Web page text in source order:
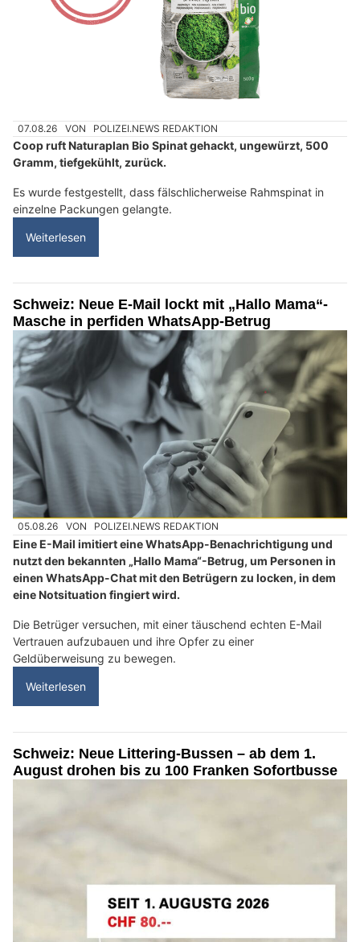
07.08.26 VON POLIZEI.NEWS REDAKTION
Coop ruft Naturaplan Bio Spinat gehackt, ungewürzt, 500
Gramm, tiefgekühlt, zurück.
Es wurde festgestellt, dass fälschlicherweise Rahmspinat in
einzelne Packungen gelangte.
Weiterlesen
Schweiz: Neue E-Mail lockt mit „Hallo Mama“-
Masche in perfiden WhatsApp-Betrug
05.08.26 VON POLIZEI.NEWS REDAKTION
Eine E-Mail imitiert eine WhatsApp-Benachrichtigung und
nutzt den bekannten „Hallo Mama“-Betrug, um Personen in
einen WhatsApp-Chat mit den Betrügern zu locken, in dem
eine Notsituation fingiert wird.
Die Betrüger versuchen, mit einer täuschend echten E-Mail
Vertrauen aufzubauen und ihre Opfer zu einer
Geldüberweisung zu bewegen.
Weiterlesen
Schweiz: Neue Littering-Bussen – ab dem 1.
August drohen bis zu 100 Franken Sofortbusse